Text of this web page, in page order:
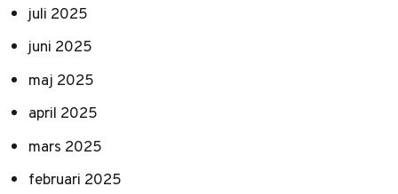
juli 2025
juni 2025
maj 2025
april 2025
mars 2025
februari 2025